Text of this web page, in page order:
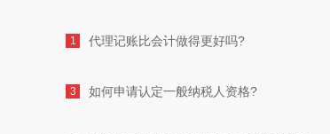
1 代理记账比会计做得更好吗?
3 如何申请认定一般纳税人资格?